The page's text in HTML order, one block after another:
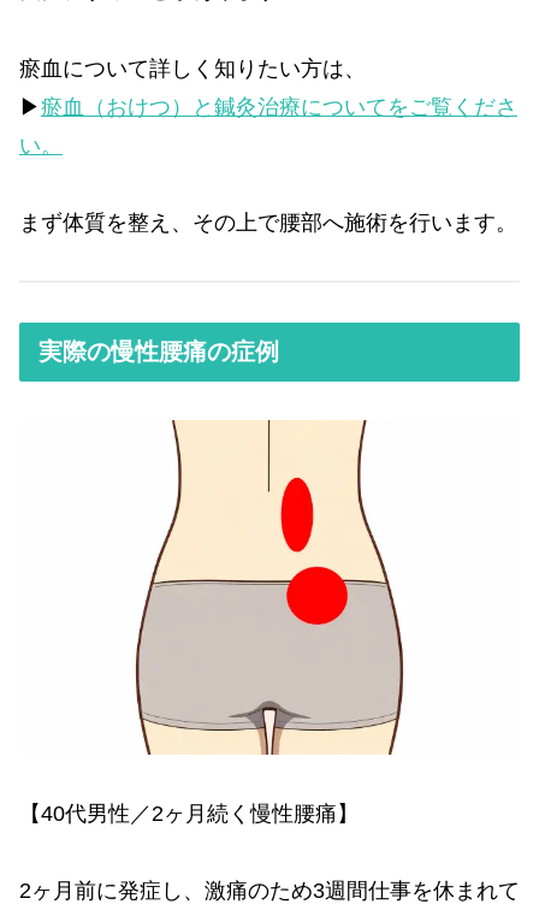
瘀血について詳しく知りたい方は、
▶︎瘀血（おけつ）と鍼灸治療についてをご覧くださ
い。
まず体質を整え、その上で腰部へ施術を行います。
実際の慢性腰痛の症例
【40代男性／2ヶ月続く慢性腰痛】
2ヶ月前に発症し、激痛のため3週間仕事を休まれて